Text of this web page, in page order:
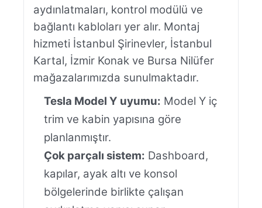
aydınlatmaları, kontrol modülü ve
bağlantı kabloları yer alır. Montaj
hizmeti İstanbul Şirinevler, İstanbul
Kartal, İzmir Konak ve Bursa Nilüfer
mağazalarımızda sunulmaktadır.
Tesla Model Y uyumu: Model Y iç
trim ve kabin yapısına göre
planlanmıştır.
Çok parçalı sistem: Dashboard,
kapılar, ayak altı ve konsol
bölgelerinde birlikte çalışan